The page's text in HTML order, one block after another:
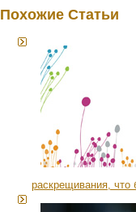
Похожие Статьи
раскрещивания, что